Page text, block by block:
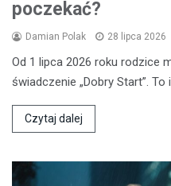
poczekać?
Damian Polak 28 lipca 2026
Od 1 lipca 2026 roku rodzice
świadczenie „Dobry Start”. To
Czytaj dalej